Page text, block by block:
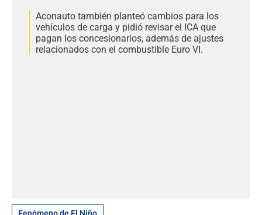
Aconauto también planteó cambios para los
vehículos de carga y pidió revisar el ICA que
pagan los concesionarios, además de ajustes
relacionados con el combustible Euro VI.